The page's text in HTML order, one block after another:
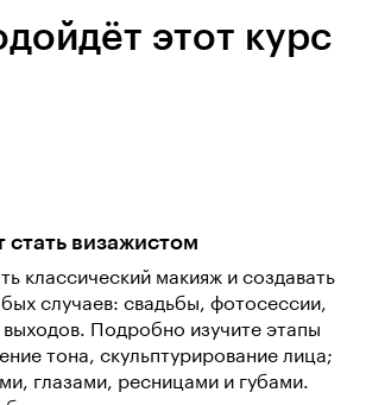
этот курс
стать визажистом
классический макияж и создавать
случаев: свадьбы, фотосессии,
Подробно изучите этапы
тона, скульптурирование лица;
глазами, ресницами и губами.